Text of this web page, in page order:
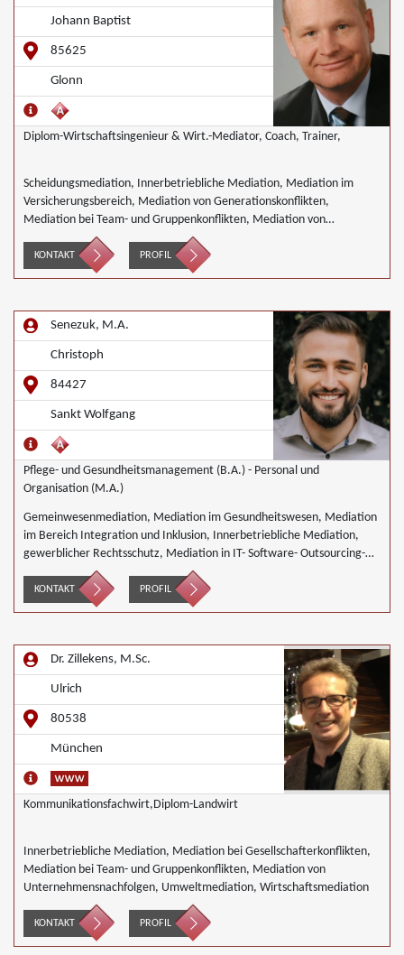
Johann Baptist
85625
Glonn
Diplom-Wirtschaftsingenieur & Wirt.-Mediator, Coach, Trainer,
Scheidungsmediation, Innerbetriebliche Mediation, Mediation im
Versicherungsbereich, Mediation von Generationskonflikten,
Mediation bei Team- und Gruppenkonflikten, Mediation von
Unternehmensnachfolgen, Wirtschaftsmediation
KONTAKT PROFIL
Senezuk, M.A.
Christoph
84427
Sankt Wolfgang
Pflege- und Gesundheitsmanagement (B.A.) - Personal und
Organisation (M.A.)
Gemeinwesenmediation, Mediation im Gesundheitswesen, Mediation
im Bereich Integration und Inklusion, Innerbetriebliche Mediation,
gewerblicher Rechtsschutz, Mediation in IT- Software- Outsourcing-
Konflikten, Mediation in Telekommunikationsprojekten, Mediation im
Versicherungsbereich, Mediation in der Kreditwirtschaft, Mediation
bei Gesellschafterkonflikten, Mediation im öffentlichen Bereich,
Unternehmensnachfolgen, Mediation in der Wohnungswirtschaft,
Landwirtschaft Forstwirtschaft Agrar, Wirtschaftsmediation
KONTAKT PROFIL
Dr. Zillekens, M.Sc.
Ulrich
80538
München
Kommunikationsfachwirt,Diplom-Landwirt
Innerbetriebliche Mediation, Mediation bei Gesellschafterkonflikten,
Mediation bei Team- und Gruppenkonflikten, Mediation von
Unternehmensnachfolgen, Umweltmediation, Wirtschaftsmediation
KONTAKT PROFIL